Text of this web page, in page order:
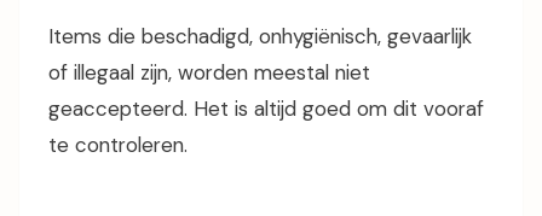
Items die beschadigd, onhygiënisch, gevaarlijk
of illegaal zijn, worden meestal niet
geaccepteerd. Het is altijd goed om dit vooraf
te controleren.